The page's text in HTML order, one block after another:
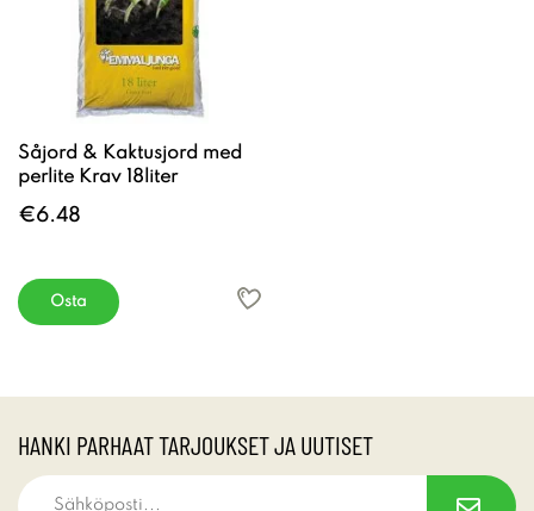
Såjord & Kaktusjord med
perlite Krav 18liter
€6.48
Osta
HANKI PARHAAT TARJOUKSET JA UUTISET